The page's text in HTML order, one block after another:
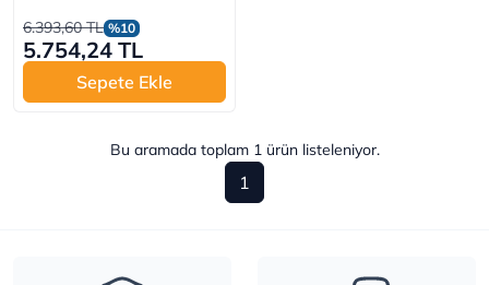
6.393,60 TL %10
5.754,24 TL
Sepete Ekle
Bu aramada toplam 1ürün listeleniyor.
1